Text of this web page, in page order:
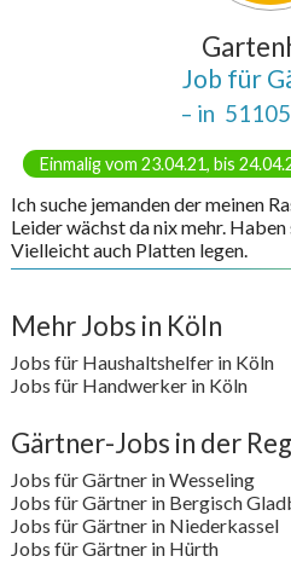
Job für
– in
Einmalig vom 23.04.21, bis
Ich suche jemanden der meinen
Leider wächst da nix mehr.
Vielleicht auch Platten legen.
Mehr Jobs in Köln
Jobs für Haushaltshelfer in Köln
Jobs für Handwerker in Köln
Gärtner-Jobs in der
Jobs für Gärtner in Wesseling
Jobs für Gärtner in Bergisch
Jobs für Gärtner in Niederkassel
Jobs für Gärtner in Hürth